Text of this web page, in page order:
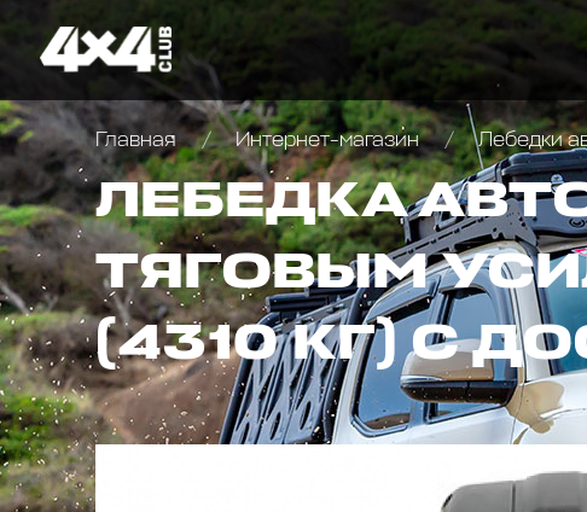
Главная Интернет-магазин Лебедки
ЛЕБЕДКА
ТЯГОВЫМ
(4310 КГ) С